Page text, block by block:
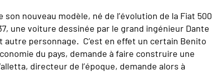
nouveau modèle, né de l’évolution de la Fiat 500
une voiture dessinée par le grand ingénieur Dante
autre personnage. C’est en effet un certain Benito
du pays, demande à faire construire une
directeur de l’époque, demande alors à